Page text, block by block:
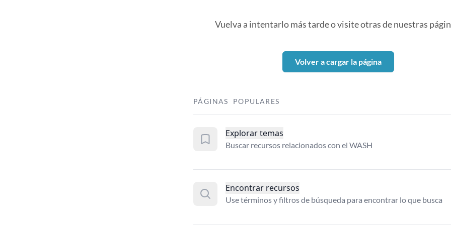
Vuelva a intentarlo más tarde o visite otras de nuestras
Volver a cargar la página
PÁGINAS POPULARES
Explorar temas
Buscar recursos relacionados con el WASH
Encontrar recursos
Use términos y filtros de búsqueda para encontrar lo que busca